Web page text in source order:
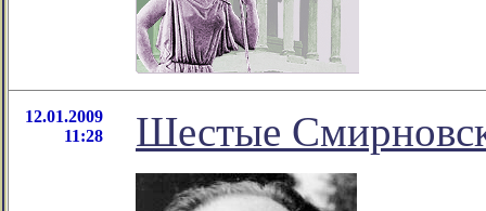
12.01.2009
11:28
Шестые